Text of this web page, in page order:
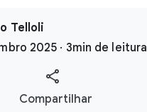
Telloli
2025 · 3min de leitura
S
Compartilhar